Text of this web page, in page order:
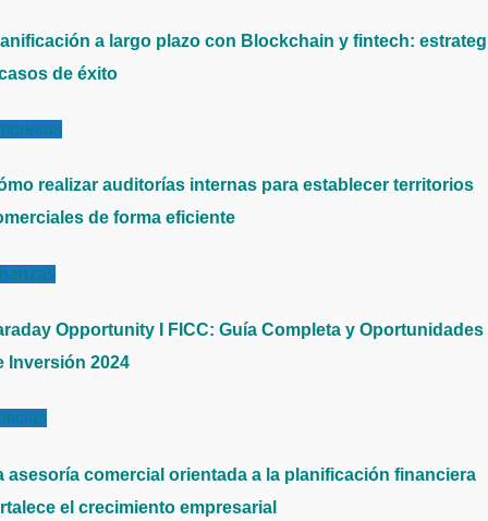
a largo plazo con Blockchain y fintech:
de éxito
realizar auditorías internas para establecer territorios
de forma eficiente
Opportunity I FICC: Guía Completa y Oportunidades
Inversión 2024
asesoría comercial orientada a la planificación financiera
el crecimiento empresarial